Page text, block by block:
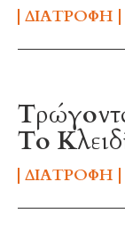
ΔΙΑΤΡΟΦΉ
Το
ΔΙΑΤΡΟΦΉ